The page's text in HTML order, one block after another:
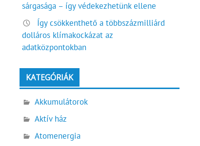
sárgasága – így védekezhetünk ellene
Így csökkenthető a többszázmilliárd
dolláros klímakockázat az
adatközpontokban
KATEGÓRIÁK
Akkumulátorok
Aktív ház
Atomenergia